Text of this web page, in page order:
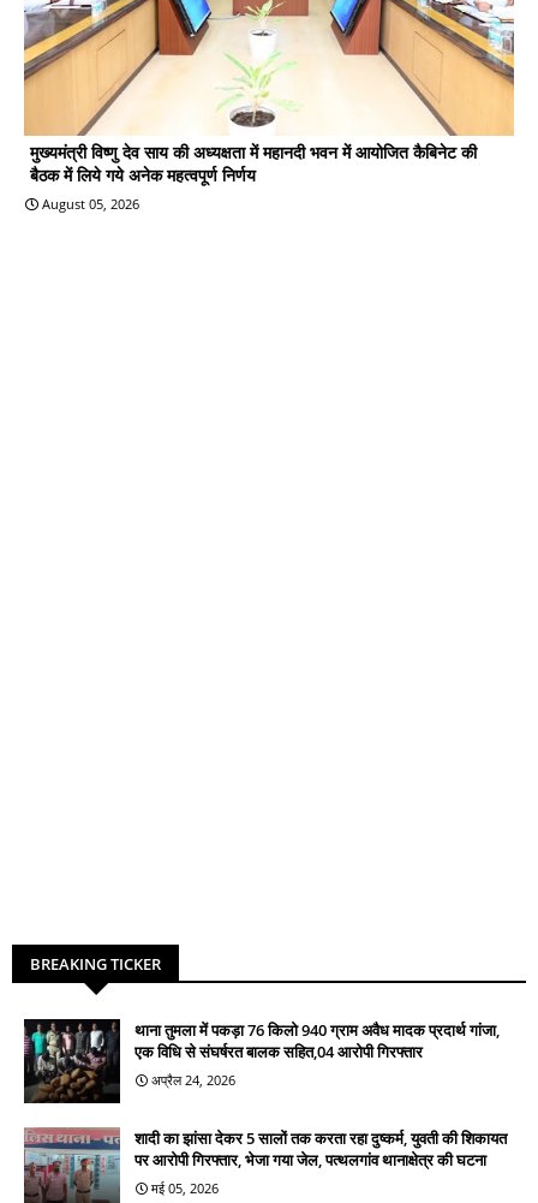
मुख्यमंत्री विष्णु देव साय की अध्यक्षता में महानदी भवन में आयोजित कैबिनेट की
बैठक में लिये गये अनेक महत्वपूर्ण निर्णय
August 05, 2026
BREAKING TICKER
थाना तुमला में पकड़ा 76 किलो 940 ग्राम अवैध मादक प्रदार्थ गांजा,
एक विधि से संघर्षरत बालक सहित,04 आरोपी गिरफ्तार
अप्रैल 24, 2026
शादी का झांसा देकर 5 सालों तक करता रहा दुष्कर्म, युवती की शिकायत
पर आरोपी गिरफ्तार, भेजा गया जेल, पत्थलगांव थानाक्षेत्र की घटना
मई 05, 2026